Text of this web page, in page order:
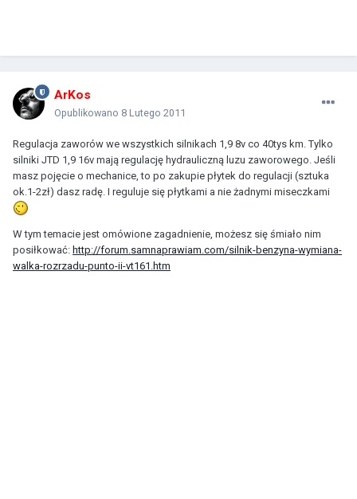
ArKos
Opublikowano 8 Lutego 2011
Regulacja zaworów we wszystkich silnikach 1,9 8v co 40tys km. Tylko
silniki JTD 1,9 16v mają regulację hydrauliczną luzu zaworowego. Jeśli
masz pojęcie o mechanice, to po zakupie płytek do regulacji (sztuka
ok.1-2zł) dasz radę. I reguluje się płytkami a nie żadnymi miseczkami
W tym temacie jest omówione zagadnienie, możesz się śmiało nim
posiłkować: http://forum.samnaprawiam.com/silnik-benzyna-wymiana-
walka-rozrzadu-punto-ii-vt161.htm